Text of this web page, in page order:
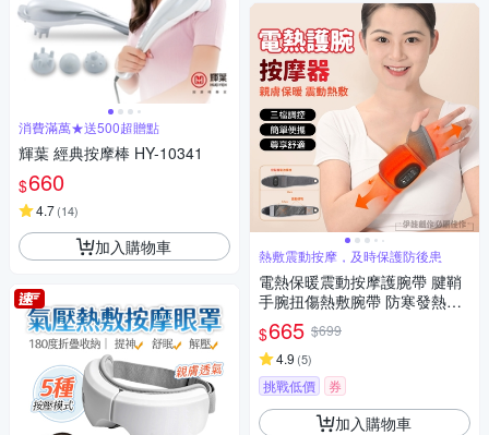
消費滿萬★送500超贈點
輝葉 經典按摩棒 HY-10341
$660
4.7(14)
加入購物車 熱敷震動按摩，及時保護防後患
電熱保暖震動按摩護腕帶 腱鞘
手腕扭傷熱敷腕帶 防寒發熱帶
加熱護腕手套 交換節禮物
$665 $699
4.9 (5)
挑戰低價 券
加入購物車